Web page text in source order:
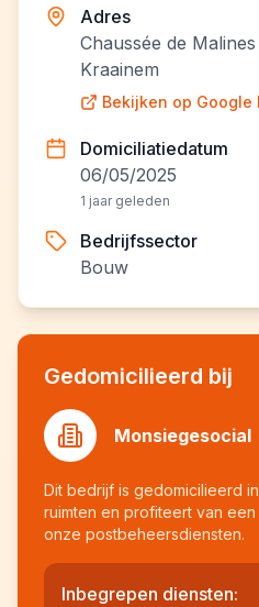
Adres
Chaussée de
Kraainem
Bekijken op Google
Domiciliatiedatum
06/05/2025
1 jaar geleden
Bedrijfssector
Bouw
Gedomicilieerd bij
Monsiegesocial
Dit bedrijf is gedomicilieerd
ruimten en profiteert van
onze postbeheersdiensten.
Inbegrepen diensten: